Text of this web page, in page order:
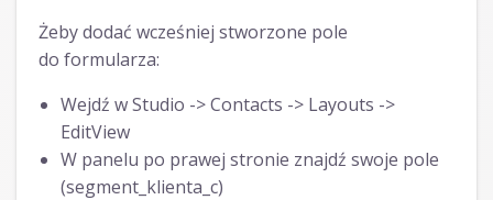
Żeby dodać wcześniej stworzone pole
do formularza:
Wejdź w Studio -> Contacts -> Layouts ->
EditView
W panelu po prawej stronie znajdź swoje pole
(segment_klienta_c)